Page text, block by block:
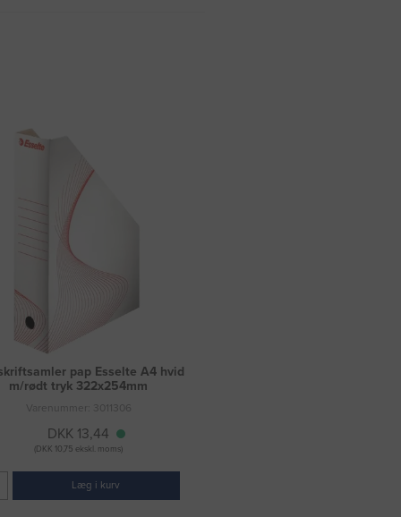
pap Esselte A4 hvid
m/rødt tryk 322x254mm
Varenummer: 3011306
DKK 13,44
(DKK 10,75 ekskl. moms)
Læg i kurv